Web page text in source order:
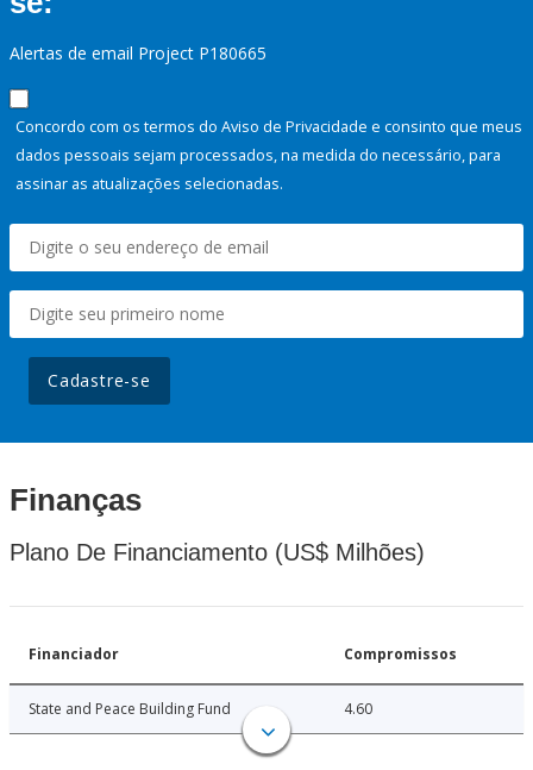
Alertas de email Project P180665
Concordo com os termos do Aviso de Privacidade e consinto que meus
dados pessoais sejam processados, na medida do necessário, para
assinar as atualizações selecionadas.
Cadastre-se
Finanças
Plano De Financiamento (US$ Milhões)
Financiador Compromissos
State and Peace Building Fund 4.60